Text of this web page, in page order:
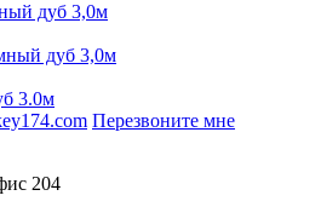
дуб 3,0м
дуб 3,0м
3.0м
Перезвоните мне
204